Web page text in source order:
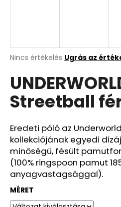
A
átlagos
értékelése
5-
ből
csillag.
Nincs értékelés Ugrás az
Streetball
Eredeti póló az
kollekciójának egyedi
minőségű, fésült
(100% ringspoon pamut
anyagvastagsággal).
MÉRET